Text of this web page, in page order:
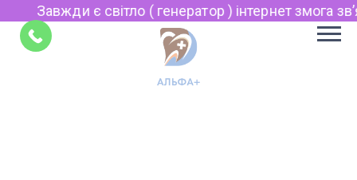
Завжди є світло ( генератор ) інтернет змога